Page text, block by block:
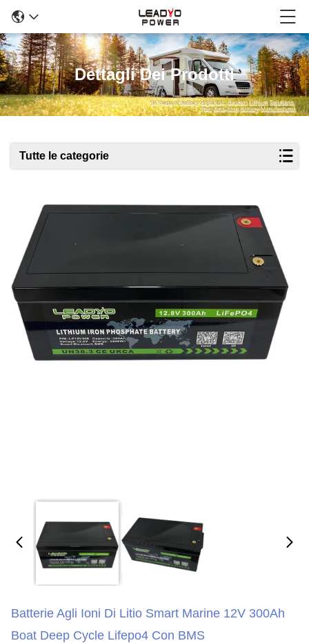
Dettagli Dei Prodotti
Tutte le categorie
Batterie Agli Ioni Di Litio Smart Marine 12V 300Ah
Boat Deep Cycle Lifepo4 Con BMS